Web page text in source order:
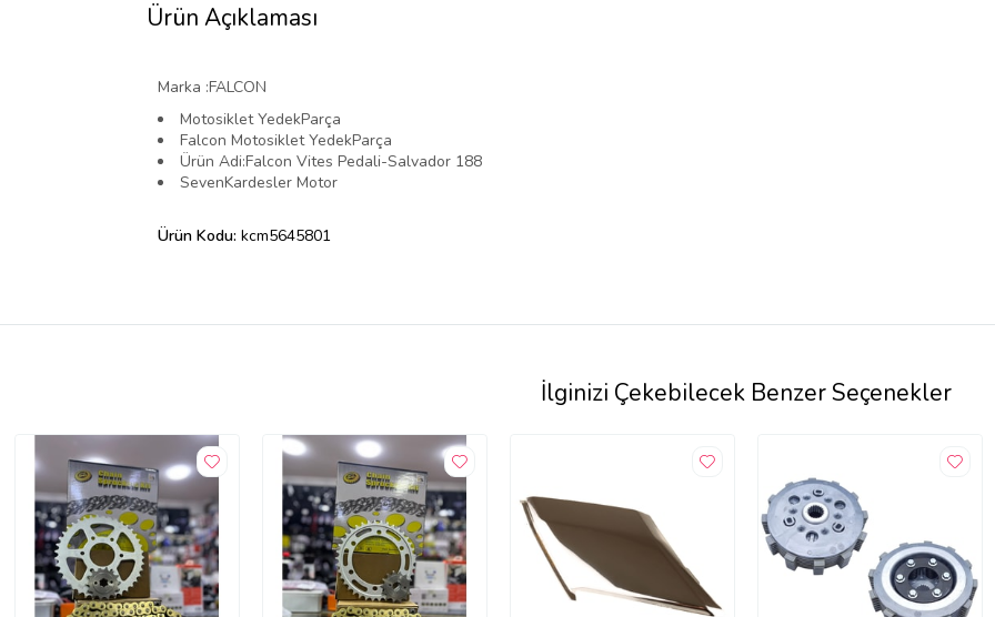
Ürün Açıklaması
Marka :FALCON
Motosiklet YedekParça
Falcon Motosiklet YedekParça
Ürün Adi:Falcon Vites Pedali-Salvador 188
SevenKardesler Motor
Ürün Kodu: kcm5645801
İlginizi Çekebilecek Benzer Seçenekler